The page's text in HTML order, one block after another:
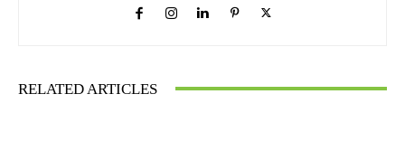
RELATED ARTICLES